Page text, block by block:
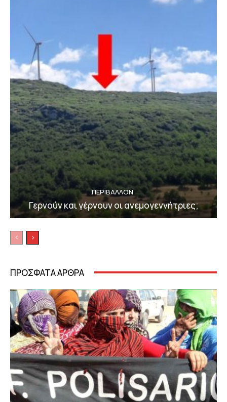
ΠΕΡΙΒΆΛΛΟΝ
Γερνούν και γέρνουν οι ανεμογεννήτριες;
ΠΡΟΣΦΑΤΑ ΑΡΘΡΑ